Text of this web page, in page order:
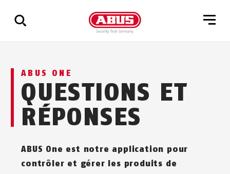
de
tous
les
résultats
ABUS ONE
QUESTIONS ET
RÉPONSES
ABUS One est notre application pour
contrôler et gérer les produits de